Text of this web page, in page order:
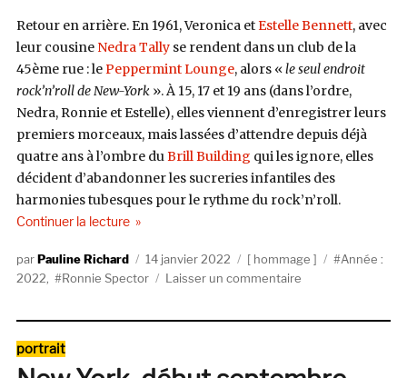
Retour en arrière. En 1961, Veronica etEstelle Bennett, avec
leur cousine Nedra Tallyse rendent dans un club de la
45ème rue : lePeppermint Lounge, alors «le seul endroit
rock’n’roll de New-York». À 15, 17 et 19 ans (dans l’ordre,
Nedra, Ronnie et Estelle), elles viennent d’enregistrer leurs
premiers morceaux, mais lassées d’attendre depuis déjà
quatre ans à l’ombre duBrill Building qui les ignore, elles
décident d’abandonner les sucreries infantiles des
harmonies tubesques pour le rythme du rock’n’roll.
Continuer la lecturede « Bye-Bye, Ronnie. »
AuteurPauline Richard
Publié
le
14 janvier 2022 Catégories
hommage Étiquettes
Année :
2022, Ronnie Spector Laisser un commentaire
Catégories
portrait